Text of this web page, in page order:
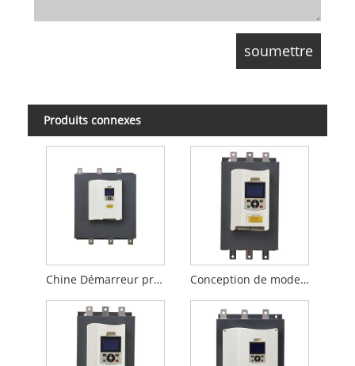
Produits connexes
Chine Démarreur progressif de dérivation intégré de haute qualité 185KW, 3 phases, original pour le contrôle du moteur Conception de mode de vente chaude 90KW démarreur progressif de dérivation intégré pour l'industrie textile